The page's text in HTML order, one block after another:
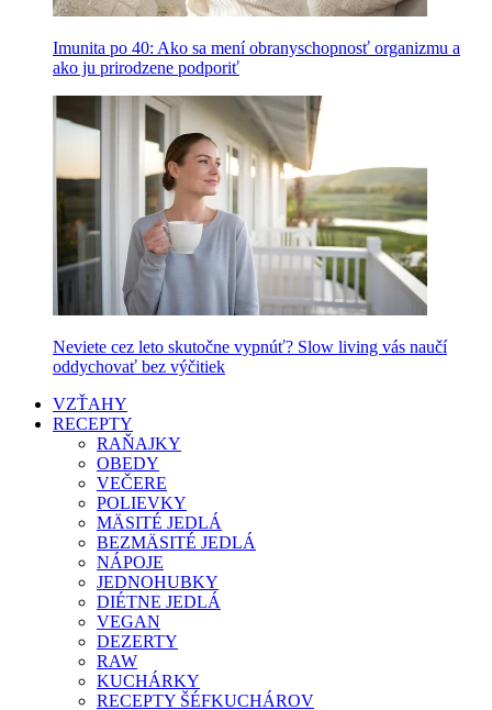
Imunita po 40: Ako sa mení obranyschopnosť organizmu a
ako ju prirodzene podporiť
Neviete cez leto skutočne vypnúť? Slow living vás naučí
oddychovať bez výčitiek
VZŤAHY
RECEPTY
RAŇAJKY
OBEDY
VEČERE
POLIEVKY
MÄSITÉ JEDLÁ
BEZMÄSITÉ JEDLÁ
NÁPOJE
JEDNOHUBKY
DIÉTNE JEDLÁ
VEGAN
DEZERTY
RAW
KUCHÁRKY
RECEPTY ŠÉFKUCHÁROV